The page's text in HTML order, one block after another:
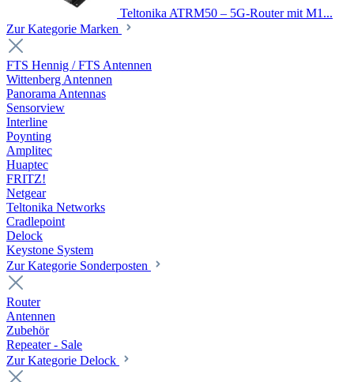
Teltonika ATRM50 – 5G-Router mit M1...
Zur Kategorie Marken
FTS Hennig / FTS Antennen
Wittenberg Antennen
Panorama Antennas
Sensorview
Interline
Poynting
Amplitec
Huaptec
FRITZ!
Netgear
Teltonika Networks
Cradlepoint
Delock
Keystone System
Zur Kategorie Sonderposten
Router
Antennen
Zubehör
Repeater - Sale
Zur Kategorie Delock